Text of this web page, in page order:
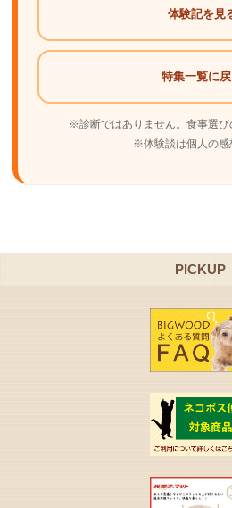
体験記を見
特集一覧に
※診断ではありません。食事選び
※体験談は個人の感
PICKUP